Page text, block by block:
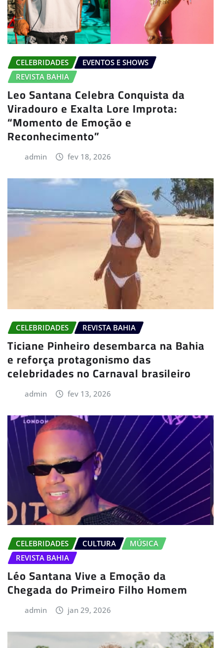
CELEBRIDADES
EVENTOS E SHOWS
REVISTA BAHIA
Leo Santana Celebra Conquista da
Viradouro e Exalta Lore Improta:
“Momento de Emoção e
Reconhecimento”
admin fev 18, 2026
CELEBRIDADES REVISTA BAHIA
Ticiane Pinheiro desembarca na Bahia
e reforça protagonismo das
celebridades no Carnaval brasileiro
admin fev 13, 2026
CELEBRIDADES CULTURA
MÚSICA
REVISTA BAHIA
Léo Santana Vive a Emoção da
Chegada do Primeiro Filho Homem
admin jan 29, 2026